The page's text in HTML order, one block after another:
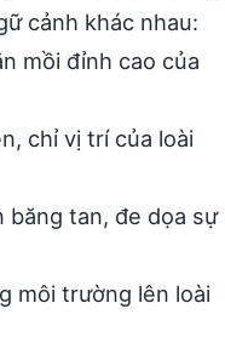
cảnh khác nhau:
mồi đỉnh cao của
chỉ vị trí của loài
băng tan, đe dọa sự
môi trường lên loài